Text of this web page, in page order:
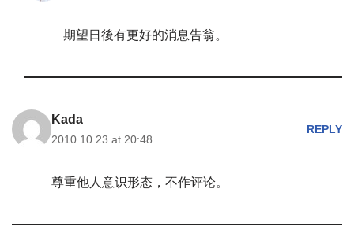
期望日後有更好的消息告翁。
Kada
2010.10.23 at 20:48
REPLY
尊重他人意识形态，不作评论。